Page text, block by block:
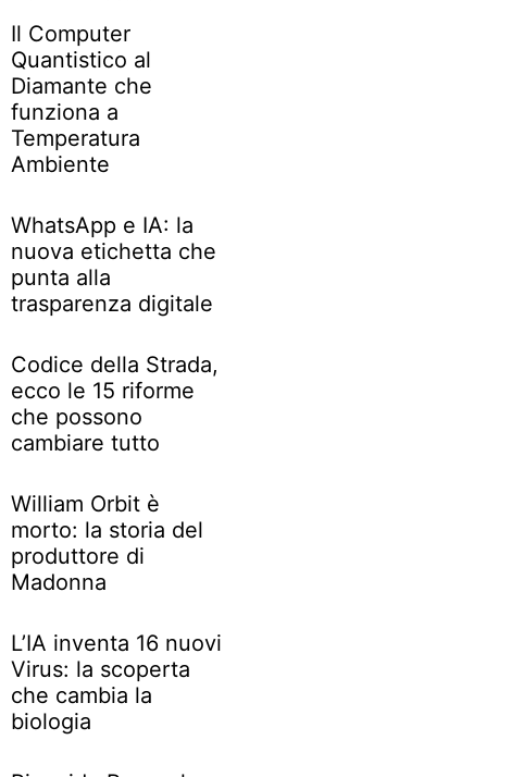
Il Computer
Quantistico al
Diamante che
funziona a
Temperatura
Ambiente
WhatsApp e IA: la
nuova etichetta che
punta alla
trasparenza digitale
Codice della Strada,
ecco le 15 riforme
che possono
cambiare tutto
William Orbit è
morto: la storia del
produttore di
Madonna
L’IA inventa 16 nuovi
Virus: la scoperta
che cambia la
biologia